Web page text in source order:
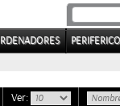
Ver: